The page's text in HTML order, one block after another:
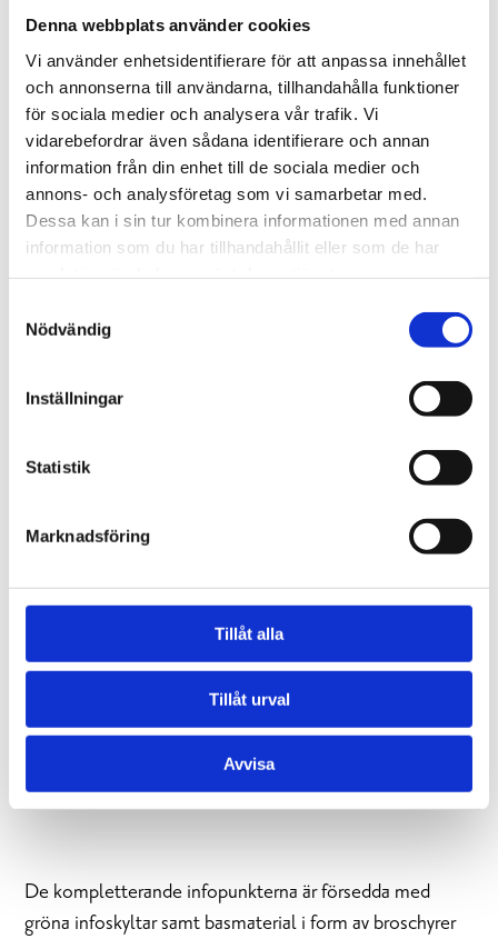
Denna webbplats använder cookies
Vi använder enhetsidentifierare för att anpassa innehållet
och annonserna till användarna, tillhandahålla funktioner
för sociala medier och analysera vår trafik. Vi
vidarebefordrar även sådana identifierare och annan
information från din enhet till de sociala medier och
annons- och analysföretag som vi samarbetar med.
Dessa kan i sin tur kombinera informationen med annan
information som du har tillhandahållit eller som de har
Nödvändig
Inställningar
Statistik
Marknadsföring
Tillåt alla
Tillåt urval
Avvisa
rekommendationer om boende, restauranger,
aktiviteter och evenemang i Raseborgsområdet.
E-post:tourist.office@raseborg.fi
Tel. +358 19 289 2010
På nätet:Hem – Visit Raseborg
Facebook: Visit Raseborg
Inspiration och vackra vyer hittar du på vårInstagram
Sommarinfopunkter
Det finnas ytterligare tre kompletterande
kunna betjäna lokala kunder under sommartid.
Sommaröstrand gästhamn
De kompletterande infopunkterna är försedda med
gröna infoskyltar samt basmaterial i form av broschyrer